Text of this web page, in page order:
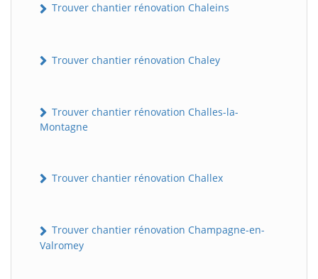
Trouver chantier rénovation Chaleins
Trouver chantier rénovation Chaley
Trouver chantier rénovation Challes-la-
Montagne
Trouver chantier rénovation Challex
Trouver chantier rénovation Champagne-en-
Valromey